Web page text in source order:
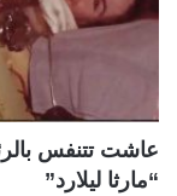
“مارثا ليلارد”